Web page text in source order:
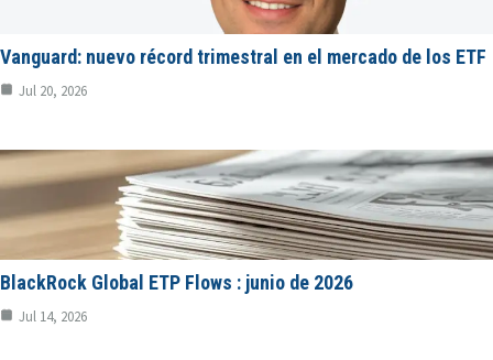
Vanguard: nuevo récord trimestral en el mercado de los ETF
Jul 20, 2026
BlackRock Global ETP Flows : junio de 2026
Jul 14, 2026